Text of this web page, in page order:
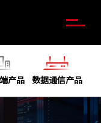
产品 数据通信产品